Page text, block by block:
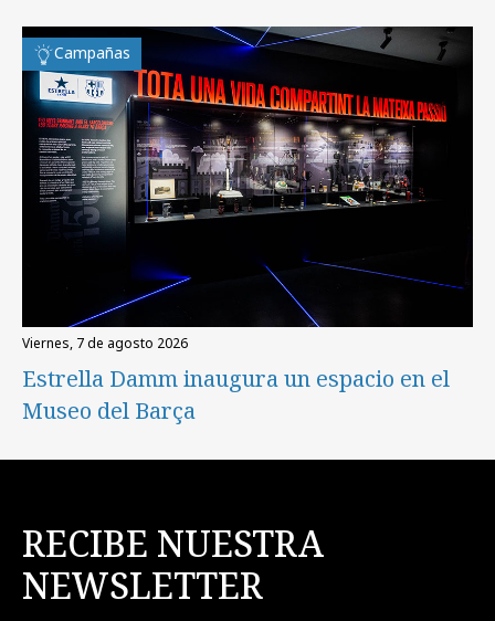
Campañas
viernes, 7 de agosto 2026
Estrella Damm inaugura un espacio en el
Museo del Barça
RECIBE NUESTRA
NEWSLETTER